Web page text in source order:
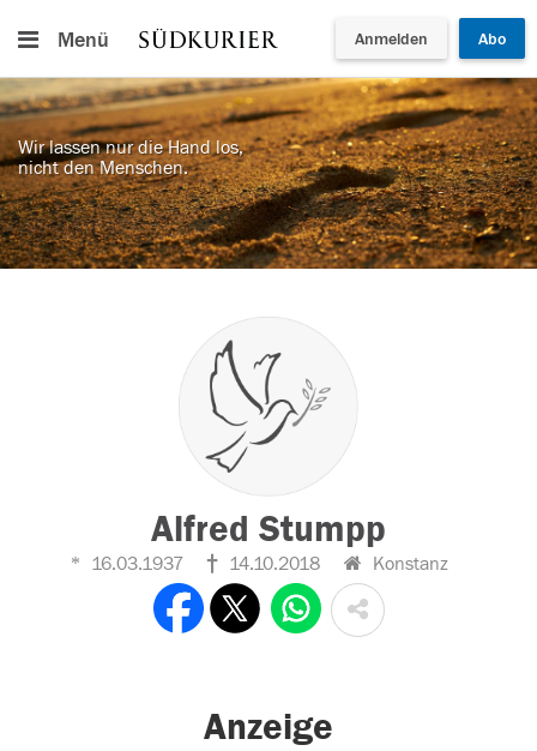
Menü Anmelden Abo
Wir lassen nur die Hand los,
nicht den Menschen.
Alfred Stumpp
16.03.1937 14.10.2018 Konstanz
Anzeige